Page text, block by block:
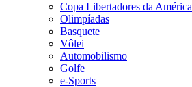
Copa Libertadores da América
Olimpíadas
Basquete
Vôlei
Automobilismo
Golfe
e-Sports